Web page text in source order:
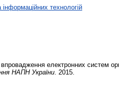
технологій
електронних систем
НАПН України . 2015.